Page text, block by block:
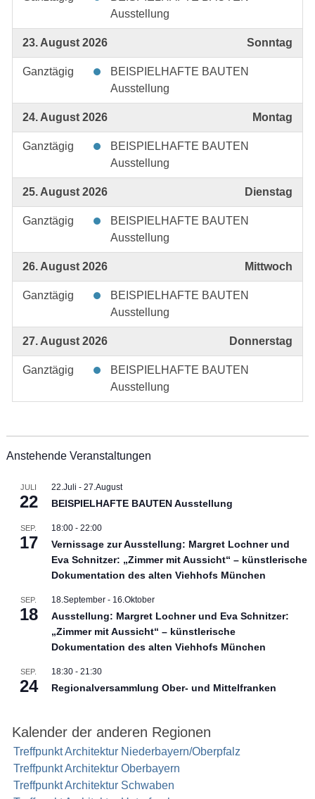
Ausstellung
23. August 2026 Sonntag
Ganztägig
BEISPIELHAFTE BAUTEN
Ausstellung
24. August 2026 Montag
Ganztägig
BEISPIELHAFTE BAUTEN
Ausstellung
25. August 2026 Dienstag
Ganztägig
BEISPIELHAFTE BAUTEN
Ausstellung
26. August 2026 Mittwoch
Ganztägig
BEISPIELHAFTE BAUTEN
Ausstellung
27. August 2026 Donnerstag
Ganztägig
BEISPIELHAFTE BAUTEN
Ausstellung
Anstehende Veranstaltungen
JULI
22
22.Juli - 27.August
BEISPIELHAFTE BAUTEN Ausstellung
SEP.
17
18:00- 22:00
Vernissage zur Ausstellung: Margret Lochner und
Eva Schnitzer: „Zimmer mit Aussicht“ – künstlerische
Dokumentation des alten Viehhofs München
SEP.
18
18.September- 16.Oktober
Ausstellung: Margret Lochner und Eva Schnitzer:
„Zimmer mit Aussicht“ – künstlerische
Dokumentation des alten Viehhofs München
SEP.
24
18:30- 21:30
Regionalversammlung Ober- und Mittelfranken
Kalender der anderen Regionen
Treffpunkt Architektur Niederbayern/Oberpfalz
Treffpunkt Architektur Oberbayern
Treffpunkt Architektur Schwaben